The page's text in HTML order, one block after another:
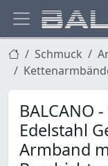
Schmuck
BALCANO
Edelstahl
Armband